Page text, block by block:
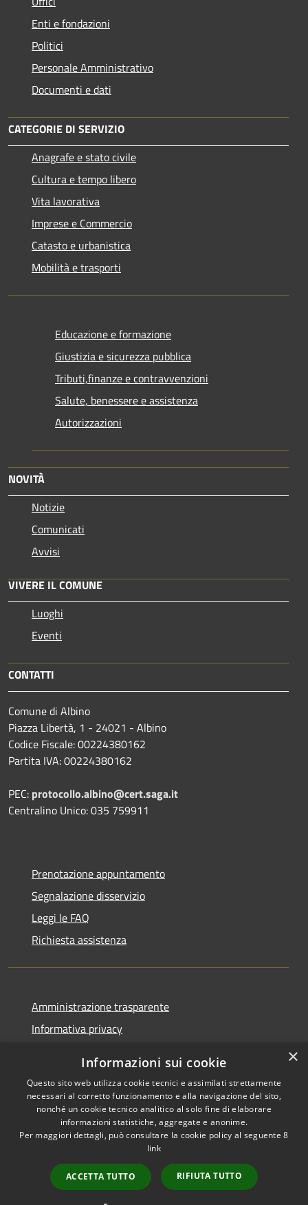
Enti e fondazioni
Politici
Personale Amministrativo
Documenti e dati
CATEGORIE DI SERVIZIO
Anagrafe e stato civile
Cultura e tempo libero
Vita lavorativa
Imprese e Commercio
Catasto e urbanistica
Mobilità e trasporti
Educazione e formazione
Giustizia e sicurezza pubblica
Tributi,finanze e contravvenzioni
Salute, benessere e assistenza
Autorizzazioni
NOVITÀ
Notizie
Comunicati
Avvisi
VIVERE IL COMUNE
Luoghi
Eventi
CONTATTI
Comune di Albino
Piazza Libertà, 1 - 24021 - Albino
Codice Fiscale: 00224380162
Partita IVA: 00224380162
PEC: protocollo.albino@cert.saga.it
Centralino Unico: 035 759911
Prenotazione appuntamento
Segnalazione disservizio
Leggi le FAQ
Richiesta assistenza
Amministrazione trasparente
Informativa privacy
Dichiarazione di accessibilità
RSS
Copyright © 2026 • Comune di
Municipium•
Accesso
redazione
×
Informazioni sui cookie
Questo sito web utilizza cookie tecnici e assimilati strettamente
necessari al corretto funzionamento e alla navigazione del sito,
nonché un cookie tecnico analitico al solo fine di elaborare
informazioni statistiche, aggregate e anonime.
Per maggiori dettagli, può consultare la cookie policy al seguente8
link
ACCETTA TUTTO RIFIUTA TUTTO